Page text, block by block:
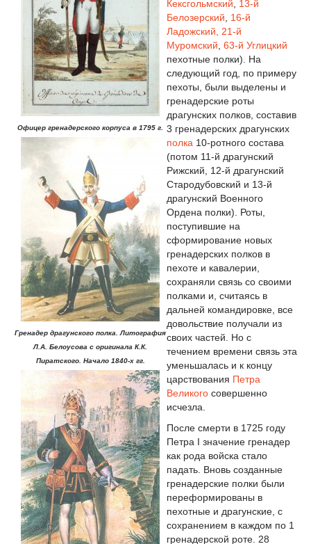
Офицер гренадерского корпуса в 1795 г.
Гренадер драгунского полка. Литография
Л.А. Белоусова с оригинала К.К.
Пиратского. Начало 1840-х гг.
Кексгольмский
13-й
Белозерский
16-й
Ладожский,
21-й
Муромский 63-й Углицкий
пехотные полки). На
следующий год, по примеру
пехоты, были выделены и
гренадерские роты
драгунских полков, составив
3 гренадерских драгунских
полка 10-ротного состава
(потом 11-й драгунский
Рижский, 12-й драгунский
Стародубовский и 13-й
драгунский Военного
Ордена полки). Роты,
поступившие на
сформирование новых
гренадерских полков в
пехоте и кавалерии,
сохраняли связь со своими
полками и, считаясь в
дальней командировке, все
довольствие получали из
своих частей. Но с
течением времени связь эта
уменьшалась и к концу
царствования Петра
Великого совершенно
исчезла.
После смерти в 1725 году
Петра I значение гренадер
как рода войска стало
падать. Вновь созданные
гренадерские полки были
переформированы в
пехотные и драгунские, с
сохранением в каждом по 1
гренадерской роте. 28